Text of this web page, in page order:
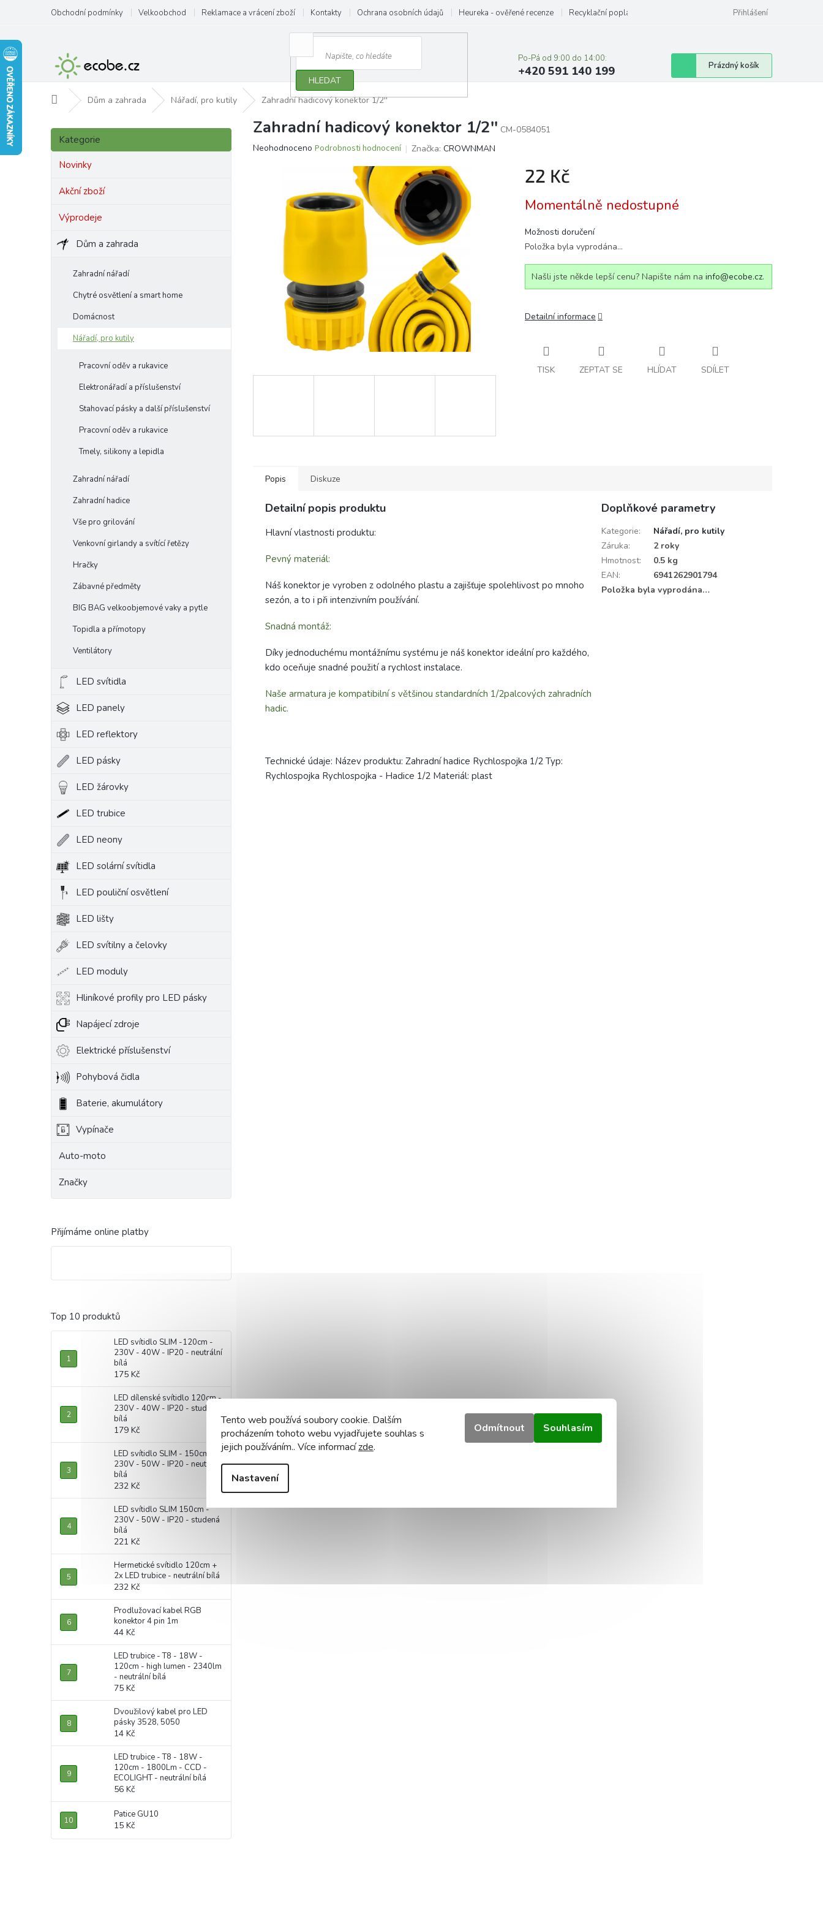
Tento web používá soubory cookie. Dalším
procházením tohoto webu vyjadřujete souhlas s
jejich používáním.. Více informacízde.
Nastavení
Odmítnout Souhlasím
obsah
Obchodní podmínky Velkoobchod Reklamace a vrácení zboží Kontakty Ochrana osobních údajů Heureka - ověřené recenze Recyklační poplatky Přihlášení
HLEDAT
Po-Pá od 9:00 do 14:00:
+420 591 140 199
Nákupní
košík
Prázdný košík
Domů Dům a zahrada Nářadí, pro kutily Zahradní hadicový konektor 1/2''
P
s
p
Přeskočit
kategorie
Kategorie
Novinky
Akční zboží
Výprodeje
Dům a zahrada
Zahradní nářadí
Chytré osvětlení a smart home
Domácnost
Nářadí, pro kutily
Pracovní oděv a rukavice
Elektronářadí a příslušenství
Stahovací pásky a další příslušenství
Pracovní oděv a rukavice
Tmely, silikony a lepidla
Zahradní nářadí
Zahradní hadice
Vše pro grilování
Venkovní girlandy a svítící řetězy
Hračky
Zábavné předměty
BIG BAG velkoobjemové vaky a pytle
Topidla a přímotopy
Ventilátory
LED svítidla
LED panely
LED reflektory
LED pásky
LED žárovky
LED trubice
LED neony
LED solární svítidla
LED pouliční osvětlení
LED lišty
LED svítilny a čelovky
LED moduly
Hliníkové profily pro LED pásky
Napájecí zdroje
Elektrické příslušenství
Pohybová čidla
Baterie, akumulátory
Vypínače
Auto-moto
Značky
Přijímáme online platby
Top 10 produktů
LED svítidlo SLIM -120cm -
230V - 40W - IP20 - neutrální
bílá
175 Kč
LED dílenské svítidlo 120cm -
230V - 40W - IP20 - studená
bílá
179 Kč
LED svítidlo SLIM - 150cm -
230V - 50W - IP20 - neutrální
bílá
232 Kč
LED svítidlo SLIM 150cm -
230V - 50W - IP20 - studená
bílá
221 Kč
Hermetické svítidlo 120cm +
2x LED trubice - neutrální bílá
232 Kč
Prodlužovací kabel RGB
konektor 4 pin 1m
44 Kč
LED trubice - T8 - 18W -
120cm - high lumen - 2340lm
- neutrální bílá
75 Kč
Dvoužilový kabel pro LED
pásky 3528, 5050
14 Kč
LED trubice - T8 - 18W -
120cm - 1800Lm - CCD -
ECOLIGHT - neutrální bílá
56 Kč
Patice GU10
15 Kč
Zahradní hadicový konektor 1/2'' CM-0584051
Průměrné
hvězdiček.
Neohodnoceno Podrobnosti hodnocení Značka: CROWNMAN
22 Kč
cena:
Momentálně nedostupné
Možnosti doručení
Položka byla vyprodána…
Našli jste někde lepší cenu? Napište nám na info@ecobe.cz.
Detailní informace
TISK ZEPTAT SE HLÍDAT SDÍLET
Popis Diskuze
Detailní popis produktu
Hlavní vlastnosti produktu:
Pevný materiál:
Náš konektor je vyroben z odolného plastu a zajišťuje spolehlivost po mnoho
sezón, a to i při intenzivním používání.
Snadná montáž:
Díky jednoduchému montážnímu systému je náš konektor ideální pro každého,
kdo oceňuje snadné použití a rychlost instalace.
Naše armatura je kompatibilní s většinou standardních 1/2palcových zahradních
hadic.
Technické údaje: Název produktu: Zahradní hadice Rychlospojka 1/2 Typ:
Rychlospojka Rychlospojka - Hadice 1/2 Materiál: plast
Doplňkové parametry
Kategorie:
Nářadí, pro kutily
Záruka:
2 roky
Hmotnost:
0.5 kg
EAN:
6941262901794
Položka byla vyprodána…